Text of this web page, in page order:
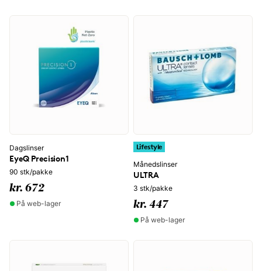
Dagslinser
EyeQ Precision1
90 stk/pakke
kr. 672
På web-lager
Lifestyle
Månedslinser
ULTRA
3 stk/pakke
kr. 447
På web-lager